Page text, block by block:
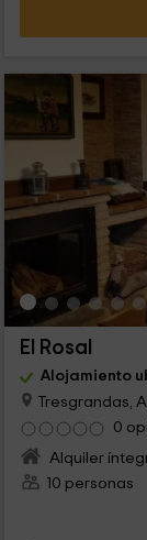
El Rosal
Alojamiento
Tresgrandas,
0
Alquiler
10 personas